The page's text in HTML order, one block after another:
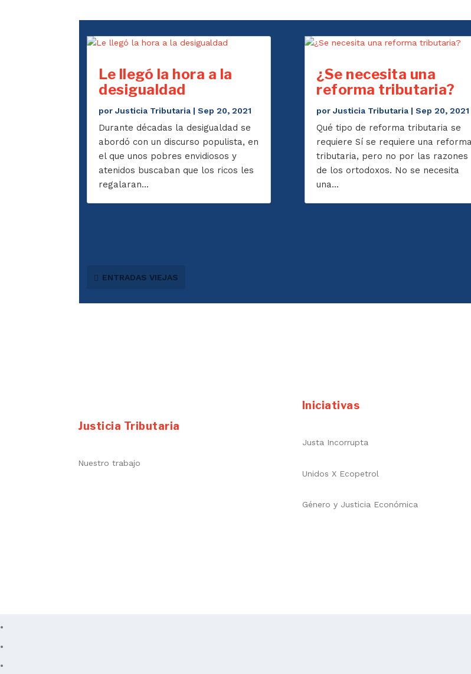
Le llegó la hora a la
desigualdad
porJusticia Tributaria |Sep 20, 2021
Durante décadas la desigualdad se
abordó con un discurso populista, en
el que unos pobres envidiosos y
atenidos buscaban que los ricos les
regalaran...
¿Se necesita una
reforma tributaria?
porJusticia Tributaria |Sep 20, 2021
Qué tipo de reforma tributaria se
requiere Sí se requiere una reforma
tributaria, pero no por las razones
de los ortodoxos. No se necesita
una...
ENTRADAS VIEJAS
Justicia Tributaria
Nuestro trabajo
Iniciativas
Justa Incorrupta
Unidos X Ecopetrol
Género y Justicia Económica